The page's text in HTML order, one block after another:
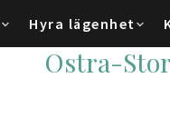
Hyra lägenhet
Ostra-